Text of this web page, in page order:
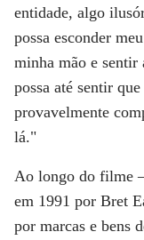
entidade, algo
possa esconder
minha mão e sentir
possa até sentir
provavelmente
lá."
Ao longo do filme
em 1991 por Bret
por marcas e bens